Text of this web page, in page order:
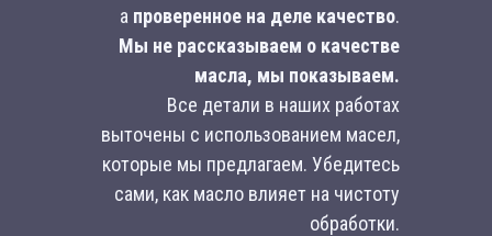
а проверенное на деле качество.
Мы не рассказываем о качестве
масла, мы показываем.
Все детали в наших работах
выточены с использованием масел,
которые мы предлагаем. Убедитесь
сами, как масло влияет на чистоту
обработки.